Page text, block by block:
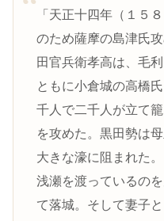
「天正十四年（１５
のため薩摩の島津氏
田官兵衛孝高は、毛
ともに小倉城の高橋
千人で二千人が立て
を攻めた。黒田勢は
大きな濠に阻まれた
浅瀬を渡っているの
て落城。そして妻子